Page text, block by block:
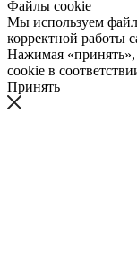
Файлы cookie
Мы используем
корректной работы
Нажимая «принять»,
cookie в
Принять